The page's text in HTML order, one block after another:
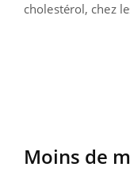
cholestérol, chez
Moins de